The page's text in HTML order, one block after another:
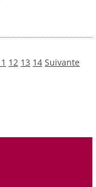
12 13 14 Suivante